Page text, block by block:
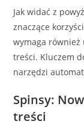
Jak widać z
znaczące
wymaga również
treści. Kluczem
narzędzi
Spinsy:
treści